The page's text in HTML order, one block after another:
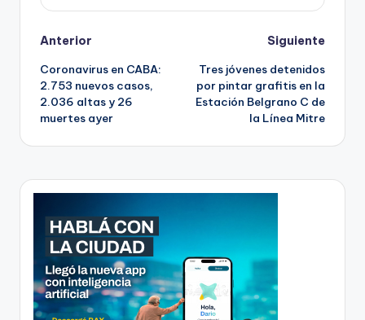
Post
navigation
Anterior
Coronavirus en CABA:
2.753 nuevos casos,
2.036 altas y 26
muertes ayer
Siguiente
Tres jóvenes detenidos
por pintar grafitis en la
Estación Belgrano C de
la Línea Mitre